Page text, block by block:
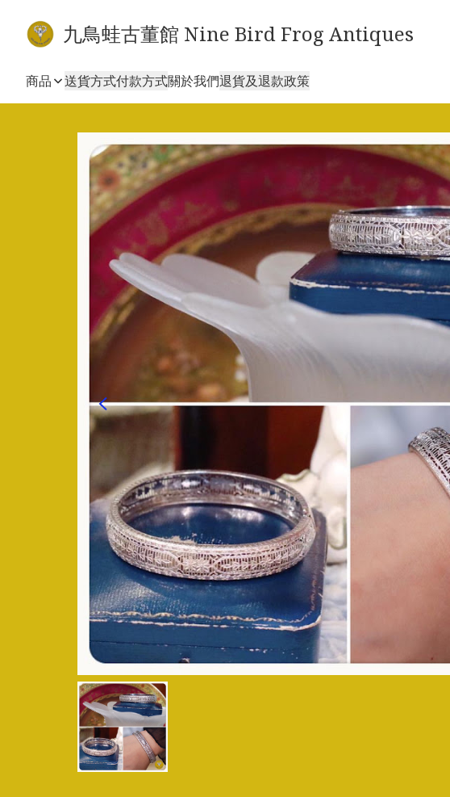
九鳥蛙古董館 Nine Bird Frog Antiques
商品 送貨方式付款方式關於我們退貨及退款政策